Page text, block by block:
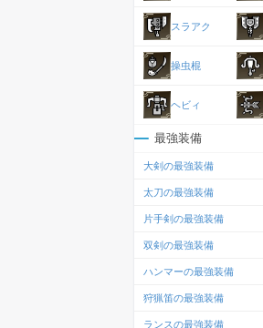
スラアク
操虫棍
ヘビィ
最強装備
大剣の最強装備
太刀の最強装備
片手剣の最強装備
双剣の最強装備
ハンマーの最強装備
狩猟笛の最強装備
ランスの最強装備